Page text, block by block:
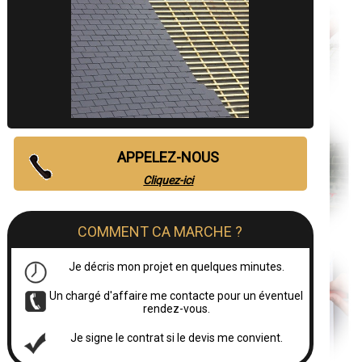
APPELEZ-NOUS
Cliquez-ici
COMMENT CA MARCHE ?
Je décris mon projet en quelques minutes.
Un chargé d'affaire me contacte pour un éventuel
rendez-vous.
Je signe le contrat si le devis me convient.